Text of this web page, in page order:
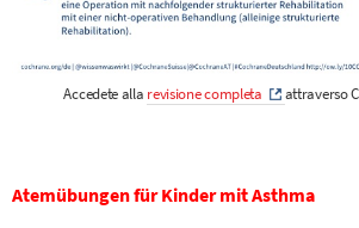
Accedete alla revisione completa attraverso
Atemübungen für Kinder mit Asthma